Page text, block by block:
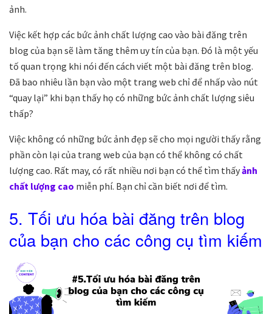
ảnh.
Việc kết hợp các bức ảnh chất lượng cao vào bài đăng trên
blog của bạn sẽ làm tăng thêm uy tín của bạn. Đó là một yếu
tố quan trọng khi nói đến cách viết một bài đăng trên blog.
Đã bao nhiêu lần bạn vào một trang web chỉ để nhấp vào nút
“quay lại” khi bạn thấy họ có những bức ảnh chất lượng siêu
thấp?
Việc không có những bức ảnh đẹp sẽ cho mọi người thấy rằng
phần còn lại của trang web của bạn có thể không có chất
lượng cao. Rất may, có rất nhiều nơi bạn có thể tìm thấyảnh
chất lượng cao miễn phí. Bạn chỉ cần biết nơi để tìm.
5. Tối ưu hóa bài đăng trên blog
của bạn cho các công cụ tìm kiếm